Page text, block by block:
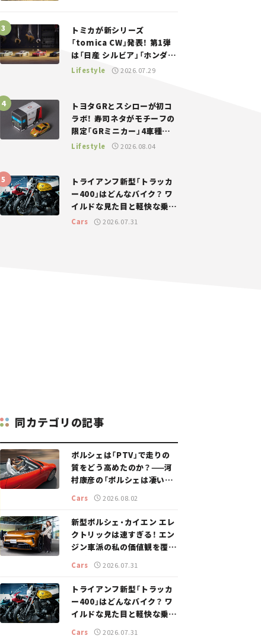
トミカが新シリーズ
「tomica CW」発表！ 第1弾
は「日産 シルビア」「ホンダ
NSX」が登場。世界が注目す
Lifestyle 2026.07.29
トヨタGRとスシローが初コ
ラボ！ 寿司ネタがモチーフの
限定「GRミニカー」4車種が
登場。入手方法は？【クルマ
Lifestyle 2026.08.04
トライアンフ新型「トラッカ
ー400」はどんなバイク？ ワ
イルドな見た目と軽快な乗り
味を両立した400ccフラット
Cars 2026.07.31
同カテゴリの記事
ポルシェは「PTV」で走りの
質をどう高めたのか？——河
村康彦の「ポルシェは凄い！」
Cars 2026.08.02
新型ポルシェ・カイエン エレ
クトリックは速すぎる！ エン
ジン車派の私の価値観を覆し
た、新しいポルシェの走り。
Cars 2026.07.31
トライアンフ新型「トラッカ
ー400」はどんなバイク？ ワ
イルドな見た目と軽快な乗り
味を両立した400ccフラット
トラッカー【試乗レビュー】
Cars 2026.07.31